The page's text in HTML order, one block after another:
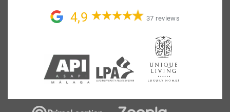
4,9 37 reviews